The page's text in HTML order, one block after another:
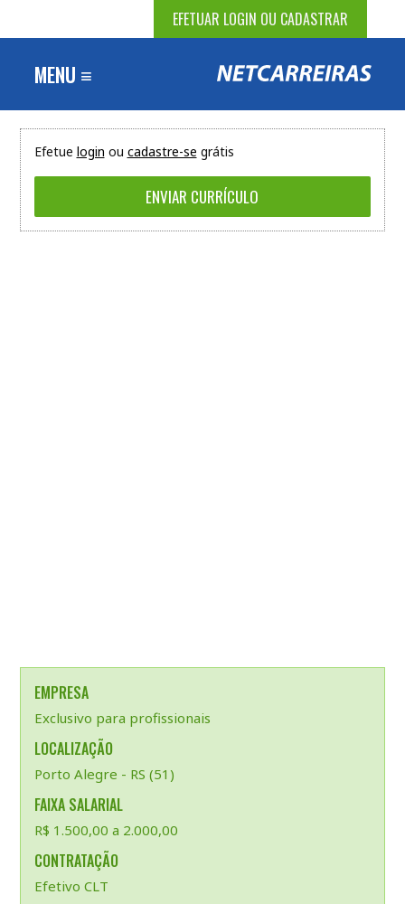
EFETUAR LOGIN OU CADASTRAR
MENU ≡
Efetue login ou cadastre-se grátis
EMPRESA
Exclusivo para profissionais
LOCALIZAÇÃO
Porto Alegre - RS (51)
FAIXA SALARIAL
R$ 1.500,00 a 2.000,00
CONTRATAÇÃO
Efetivo CLT